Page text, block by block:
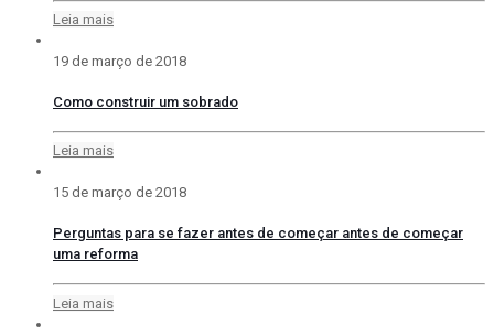
Leia mais
19 de março de 2018
Como construir um sobrado
Leia mais
15 de março de 2018
Perguntas para se fazer antes de começar antes de começar
uma reforma
Leia mais